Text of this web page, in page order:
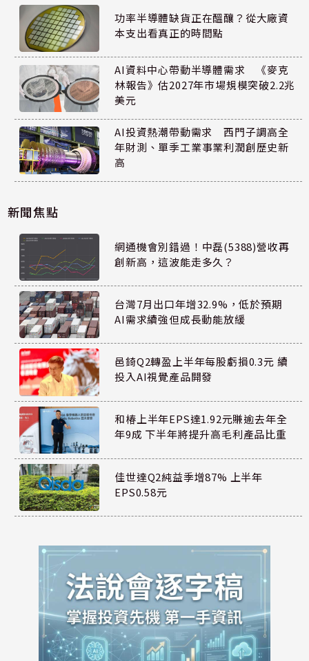
功率半導體缺貨正在醞釀？從大廠資
本支出看真正的時間點
AI資料中心帶動半導體需求 《麥克
林報告》估2027年市場規模突破2.2兆
美元
AI投資熱潮帶動需求 西門子調高全
年財測、單季工業事業利潤創歷史新
高
新聞焦點
網通機會別錯過！中磊(5388)營收再
創新高，這波能走多久？
台灣7月出口年增32.9%，低於預期
AI需求續強但成長動能放緩
邑錡Q2轉盈上半年每股虧損0.3元 續
投入AI視覺產品開發
和椿上半年EPS達1.92元賺逾去年全
年9成 下半年將提升高毛利產品比重
佳世達Q2純益季增87% 上半年
EPS0.58元